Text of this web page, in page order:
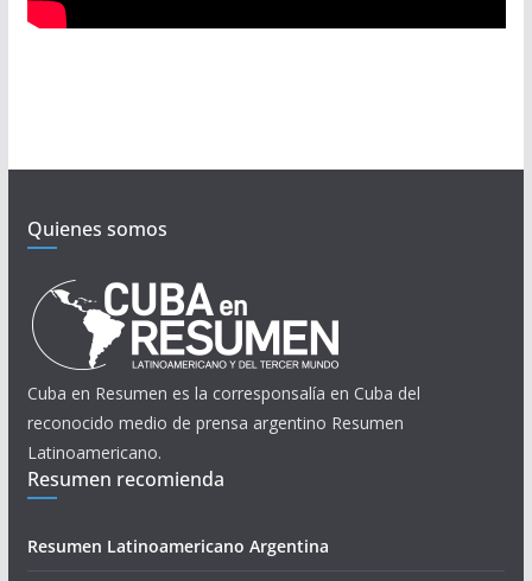
Quienes somos
Cuba en Resumen es la corresponsalía en Cuba del
reconocido medio de prensa argentino Resumen
Latinoamericano.
Resumen recomienda
Resumen Latinoamericano Argentina